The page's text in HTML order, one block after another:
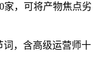
家，可将产物焦点劣
，含高级运营师十